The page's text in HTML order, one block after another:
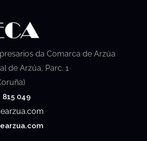
da Comarca de Arzúa
de Arzúa, Parc. 1
815 049